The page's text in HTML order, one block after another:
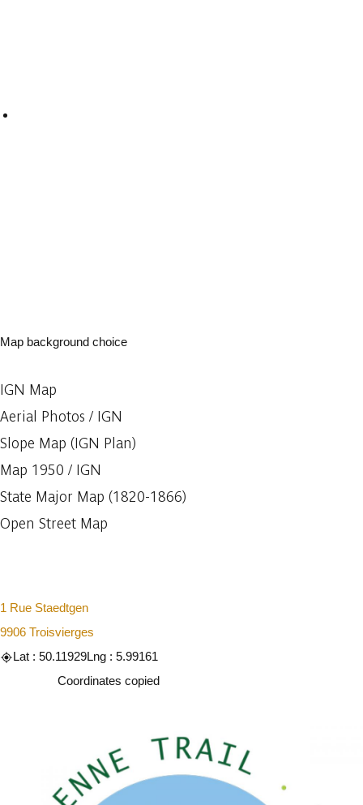
Map background choice
IGN Map
Aerial Photos / IGN
Slope Map (IGN Plan)
Map 1950 / IGN
State Major Map (1820-1866)
Open Street Map
1 Rue Staedtgen
9906 Troisvierges
Lat : 50.11929Lng : 5.99161
Coordinates copied